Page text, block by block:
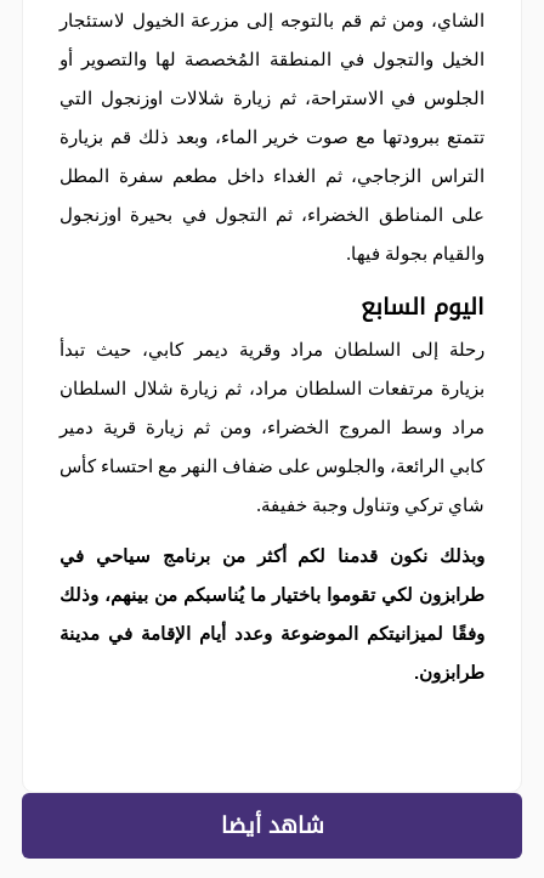
الشاي، ومن ثم قم بالتوجه إلى مزرعة الخيول لاستئجار
الخيل والتجول في المنطقة المُخصصة لها والتصوير أو
الجلوس في الاستراحة، ثم زيارة شلالات اوزنجول التي
تتمتع ببرودتها مع صوت خرير الماء، وبعد ذلك قم بزيارة
التراس الزجاجي، ثم الغداء داخل مطعم سفرة المطل
على المناطق الخضراء، ثم التجول في بحيرة اوزنجول
والقيام بجولة فيها.
اليوم السابع
رحلة إلى السلطان مراد وقرية ديمر كابي، حيث تبدأ
بزيارة مرتفعات السلطان مراد، ثم زيارة شلال السلطان
مراد وسط المروج الخضراء، ومن ثم زيارة قرية دمير
كابي الرائعة، والجلوس على ضفاف النهر مع احتساء كأس
شاي تركي وتناول وجبة خفيفة.
وبذلك نكون قدمنا لكم أكثر من برنامج سياحي في
طرابزون لكي تقوموا باختيار ما يُناسبكم من بينهم، وذلك
وفقًا لميزانيتكم الموضوعة وعدد أيام الإقامة في مدينة
طرابزون.
شاهد أيضا